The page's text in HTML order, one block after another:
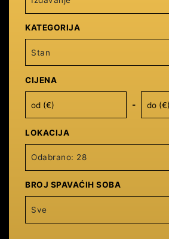
KATEGORIJA
Stan
CIJENA
-
LOKACIJA
Odabrano: 28
BROJ SPAVAĆIH SOBA
Sve